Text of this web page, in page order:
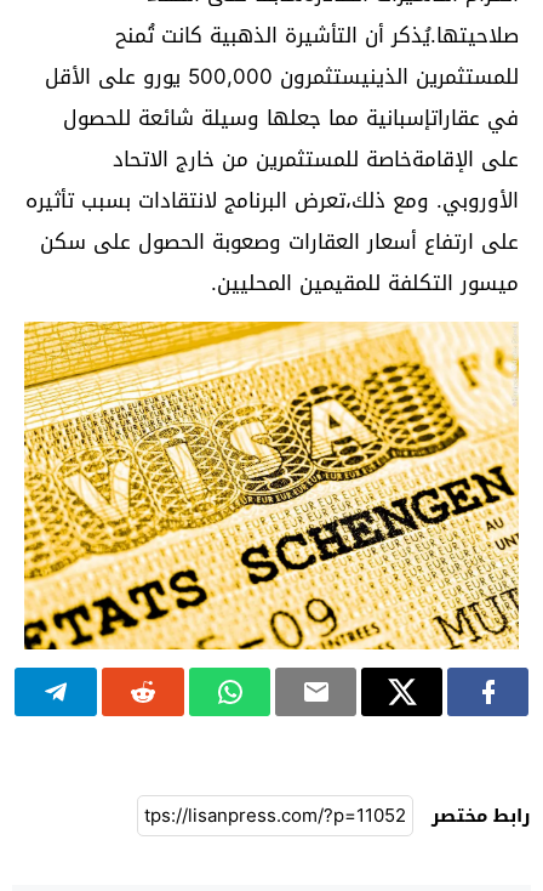
صلاحيتها.يُذكر أن التأشيرة الذهبية كانت تُمنح
للمستثمرين الذينيستثمرون 500,000 يورو على الأقل
في عقاراتإسبانية مما جعلها وسيلة شائعة للحصول
على الإقامةخاصة للمستثمرين من خارج الاتحاد
الأوروبي. ومع ذلك،تعرض البرنامج لانتقادات بسبب تأثيره
على ارتفاع أسعار العقارات وصعوبة الحصول على سكن
ميسور التكلفة للمقيمين المحليين.
رابط مختصر